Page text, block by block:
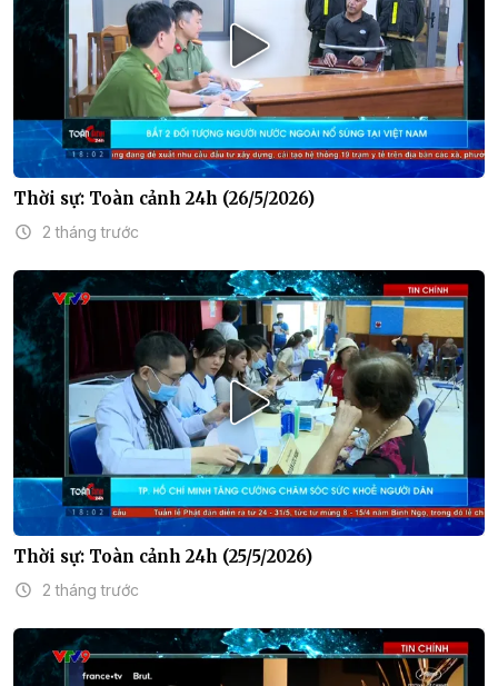
Thời sự: Toàn cảnh 24h (26/5/2026)
2 tháng trước
Thời sự: Toàn cảnh 24h (25/5/2026)
2 tháng trước